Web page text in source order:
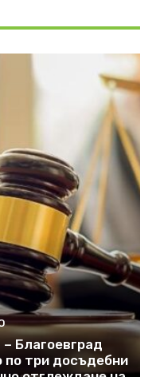
Благоевград
по три досъдебни